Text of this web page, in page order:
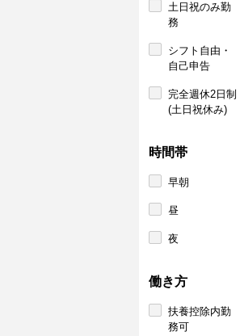
土日祝のみ勤
務
シフト自由・
自己申告
完全週休2日制
(土日祝休み)
時間帯
早朝
昼
夜
働き方
扶養控除内勤
務可